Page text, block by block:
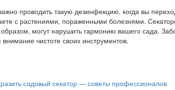
садовый секатор — советы профессионалов